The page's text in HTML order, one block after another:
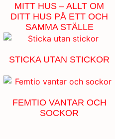
MITT HUS – ALLT OM
DITT HUS PÅ ETT OCH
SAMMA STÄLLE
STICKA UTAN STICKOR
FEMTIO VANTAR OCH
SOCKOR